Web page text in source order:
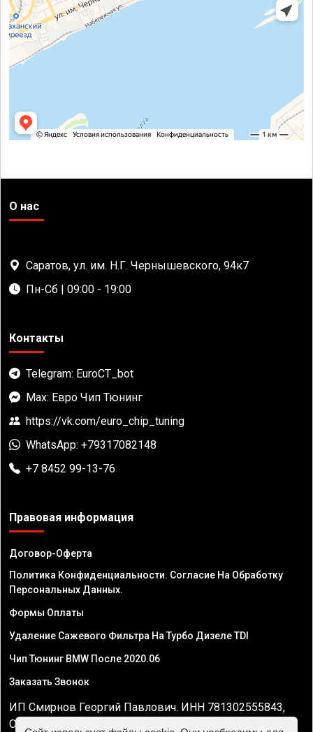
О нас
Саратов, ул. им. Н.Г. Чернышевского, 94к7
Пн-Сб | 09:00 - 19:00
Контакты
Telegram: EuroCT_bot
Max: Евро Чип Тюнинг
https://vk.com/euro_chip_tuning
WhatsApp: +79317082148
+7 8452 99-13-76
Правовая информация
Договор-Оферта
Политика Конфиденциальности. Согласие На Обработку
Персональных Данных.
Формы Оплаты
Удаление Сажевого Фильтра На Турбо Дизеле TDI
Чип Тюнинг BMW После 2020.06
Заказать Звонок
ИП Смирнов Георгий Павлович. ИНН 781302555843,
ОГРНИП 324470400032610